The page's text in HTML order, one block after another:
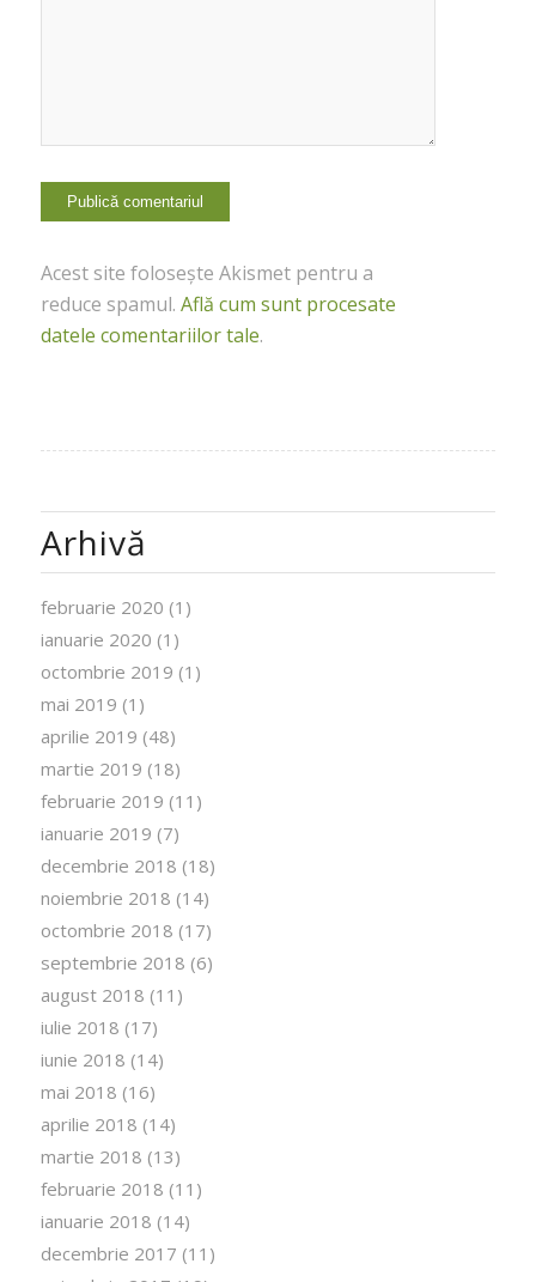
Acest site folosește Akismet pentru a
reduce spamul. Află cum sunt procesate
datele comentariilor tale.
Arhivă
februarie 2020 (1)
ianuarie 2020 (1)
octombrie 2019 (1)
mai 2019 (1)
aprilie 2019 (48)
martie 2019 (18)
februarie 2019 (11)
ianuarie 2019 (7)
decembrie 2018 (18)
noiembrie 2018 (14)
octombrie 2018 (17)
septembrie 2018 (6)
august 2018 (11)
iulie 2018 (17)
iunie 2018 (14)
mai 2018 (16)
aprilie 2018 (14)
martie 2018 (13)
februarie 2018 (11)
ianuarie 2018 (14)
decembrie 2017 (11)